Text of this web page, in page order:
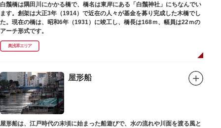
白鬚橋は隅田川にかかる橋で、橋名は東岸にある「白鬚神社」にちなんでい
ます。創架は大正3年（1914）で近在の人々が基金を募り完成した木橋でし
た。現在の橋は、昭和6年（1931）に竣工し、橋長は168ｍ、幅員は22ｍの
アーチ形式です。
奥浅草エリア
屋形船
屋形船は、江戸時代の末頃に始まった船遊びで、水の流れや川面を渡る風と